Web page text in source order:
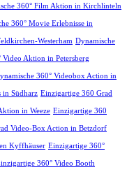
360° Film Aktion in Kirchlinteln
360° Movie Erlebnisse in
Westerham Dynamische
Video Aktion in Petersberg
360° Videobox Action in
in Südharz Einzigartige 360 Grad
in Weeze Einzigartige 360
Video-Box Action in Betzdorf
Kyffhäuser Einzigartige 360°
360° Video Booth